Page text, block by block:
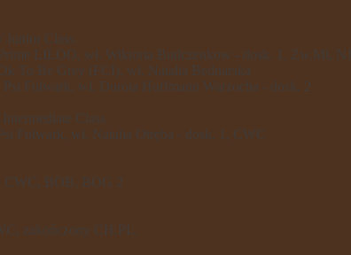
Junior Class
LILOO, wł. Wiktoria Budczenkow - dosk. 1, Zw.Mł, NJ
To Be Grey (FCI), wł. Natalia Bednarska
Folwark, wł. Dorota Hoffmann Warzocha - dosk. 2
Class
Folwark, wł. Natalia Otręba - dosk. 1, CWC
BOB, BOG 2
zakończony CH.PL.